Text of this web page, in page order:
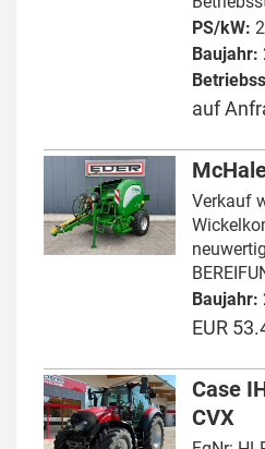
PS/kW:
Baujahr:
auf
Verkauf
Baujahr:
EUR
Case
CVX